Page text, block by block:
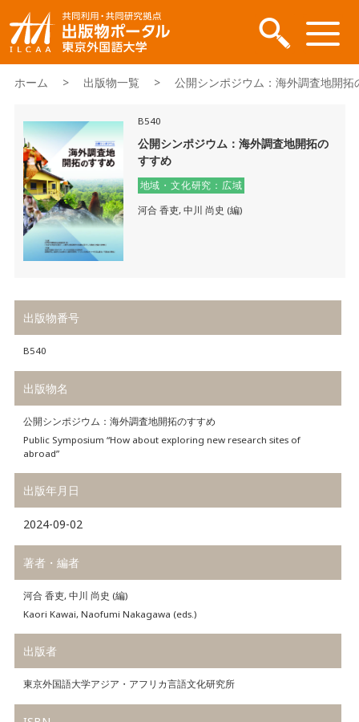
ホーム > 出版物一覧 > 公開シンポジウム：海外調査地開拓
B540
公開シンポジウム：海外調査地開拓の
すすめ
地域・文化研究：広域
河合 香吏, 中川 尚史 (編)
出版物番号
B540
出版物名
公開シンポジウム：海外調査地開拓のすすめ
Public Symposium “How about exploring new research sites of
abroad”
出版年月日
2024-09-02
著者・編者
河合 香吏, 中川 尚史 (編)
Kaori Kawai, Naofumi Nakagawa (eds.)
出版者
東京外国語大学アジア・アフリカ言語文化研究所